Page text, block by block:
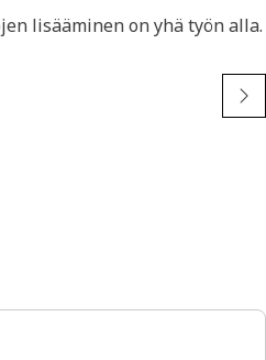
lisääminen on yhä työn alla.